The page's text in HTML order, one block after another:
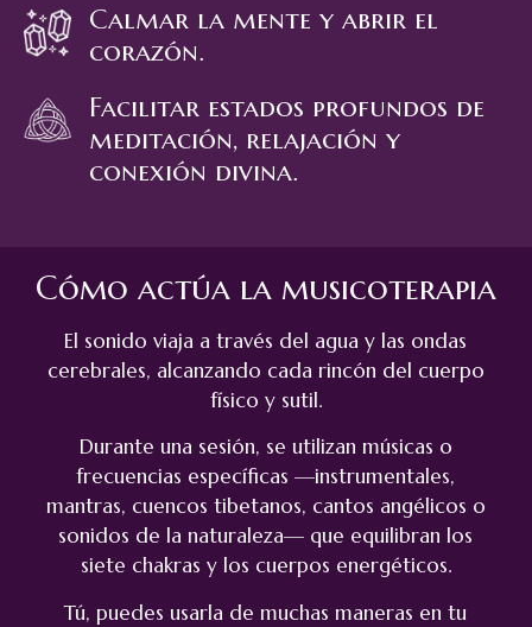
Calmar la mente y abrir el
corazón.
Facilitar estados profundos de
meditación, relajación y
conexión divina.
Cómo actúa la musicoterapia
El sonido viaja a través del agua y las ondas
cerebrales, alcanzando cada rincón del cuerpo
físico y sutil.
Durante una sesión, se utilizan músicas o
frecuencias específicas —instrumentales,
mantras, cuencos tibetanos, cantos angélicos o
sonidos de la naturaleza— que equilibran los
siete chakras y los cuerpos energéticos.
Tú, puedes usarla de muchas maneras en tu